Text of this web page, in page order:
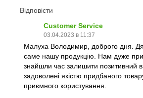
Відповісти
Customer Service
03.04.2023 в 11:37
Малуха Володимир, доброго дня.
саме нашу продукцію. Нам дуже
знайшли час залишити позитивний
задоволені якістю придбаного
приємного користування.